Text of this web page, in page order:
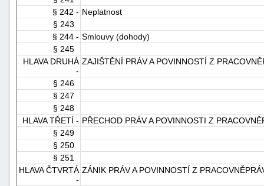
§ 242 - Neplatnost
§ 243
§ 244 - Smlouvy (dohody)
§ 245
HLAVA DRUHÁ
-
ZAJIŠTĚNÍ PRÁV A POVINNOSTÍ Z
§ 246
§ 247
§ 248
HLAVA TŘETÍ - PŘECHOD PRÁV A POVINNOSTI Z
§ 249
§ 250
§ 251
HLAVA ČTVRTÁ
-
ZÁNIK PRÁV A POVINNOSTÍ Z